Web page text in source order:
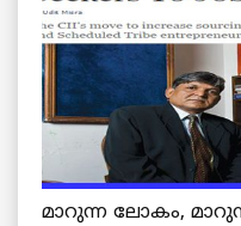
മാറുന്ന ലോകം,